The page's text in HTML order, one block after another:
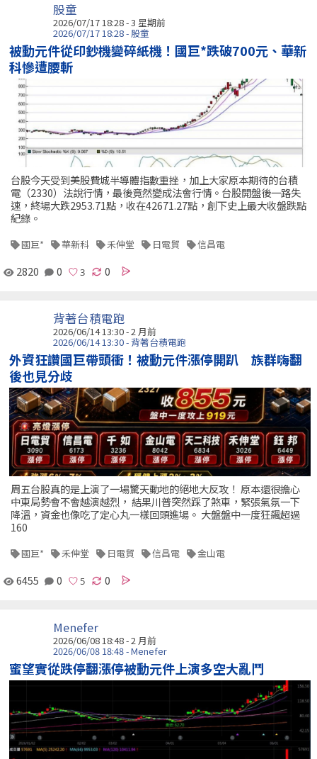
股童
2026/07/17 18:28 - 3 星期前
2026/07/17 18:28 - 股童
被動元件從印鈔機變碎紙機！國巨*跌破700元、華新
科慘遭腰斬
台股今天受到美股費城半導體指數重挫，加上大家原本期待的台積
電（2330）法說行情，最後竟然變成法會行情。台股開盤後一路失
速，終場大跌2953.71點，收在42671.27點，創下史上最大收盤跌點
紀錄。
國巨* 華新科 禾伸堂 日電貿 信昌電
2820 0 0
背著台積電跑
2026/06/14 13:30 - 2 月前
2026/06/14 13:30 - 背著台積電跑
外資狂讚國巨帶頭衝！被動元件漲停開趴 族群嗨翻
後也見分歧
周五台股真的是上演了一場驚天動地的絕地大反攻！ 原本還很擔心
中東局勢會不會越演越烈， 結果川普突然踩了煞車，緊張氣氛一下
降溫，資金也像吃了定心丸一樣回頭進場。 大盤盤中一度狂飆超過
160
國巨* 禾伸堂 日電貿 信昌電 金山電
6455 0 0
Menefer
2026/06/08 18:48 - 2 月前
2026/06/08 18:48 - Menefer
蜜望實從跌停翻漲停被動元件上演多空大亂鬥